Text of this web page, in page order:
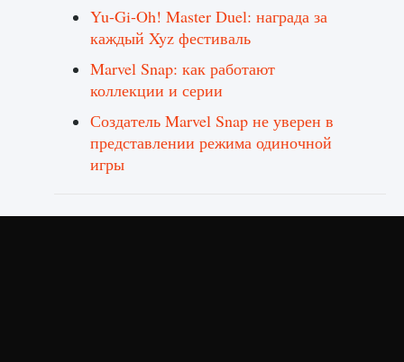
Yu-Gi-Oh! Master Duel: награда за
каждый Xyz фестиваль
Marvel Snap: как работают
коллекции и серии
Создатель Marvel Snap не уверен в
представлении режима одиночной
игры